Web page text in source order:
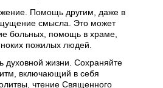
Помощь другим, даже в
смысла. Это может
больных, помощь в храме,
пожилых людей.
духовной жизни. Сохраняйте
включающий в себя
чтение Священного